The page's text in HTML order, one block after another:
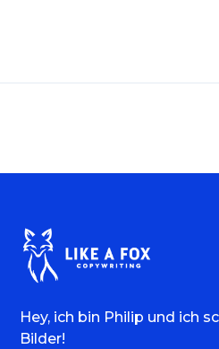
Hey, ich bin Philip und ich
Bilder!